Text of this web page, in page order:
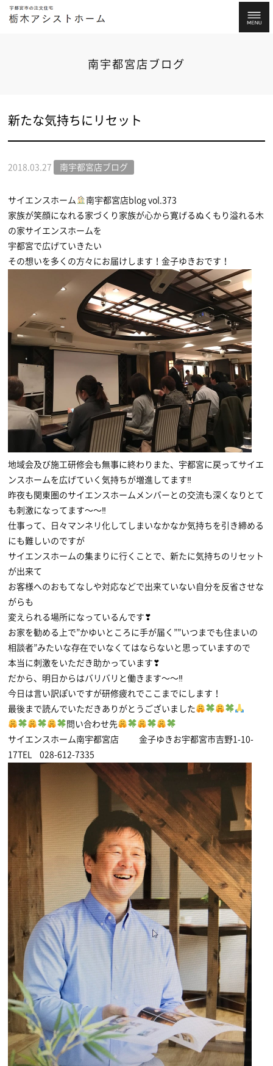
南宇都宮店ブログ
新たな気持ちにリセット
2018.03.27 南宇都宮店ブログ
サイエンスホーム
南宇都宮店blog vol.373
家族が笑顔になれる家づくり家族が心から寛げるぬくもり溢れる木
の家サイエンスホームを
宇都宮で広げていきたい
その想いを多くの方々にお届けします！金子ゆきおです！
地域会及び施工研修会も無事に終わりまた、宇都宮に戻ってサイエ
ンスホームを広げていく気持ちが増進してます‼
昨夜も関東圏のサイエンスホームメンバーとの交流も深くなりとて
も刺激になってます〜〜‼
仕事って、日々マンネリ化してしまいなかなか気持ちを引き締める
にも難しいのですが
サイエンスホームの集まりに行くことで、新たに気持ちのリセット
が出来て
お客様へのおもてなしや対応などで出来ていない自分を反省させな
がらも
変えられる場所になっているんです❣
お家を勧める上で”かゆいところに手が届く””いつまでも住まいの
相談者”みたいな存在でいなくてはならないと思っていますので
本当に刺激をいただき助かっています❣
だから、明日からはバリバリと働きます〜〜‼
今日は言い訳ぽいですが研修疲れでここまでにします！
最後まで読んでいただきありがとうございました
問い合わせ先
サイエンスホーム南宇都宮店 金子ゆきお宇都宮市吉野1-10-
17TEL 028-612-7335